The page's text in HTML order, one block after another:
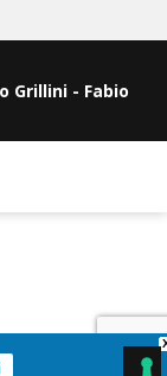
Grillini - Fabio